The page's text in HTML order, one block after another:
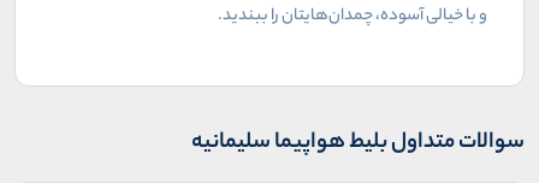
و با خیالی آسوده، چمدان‌هایتان را ببندید.
سوالات متداول بلیط هواپیما سلیمانیه